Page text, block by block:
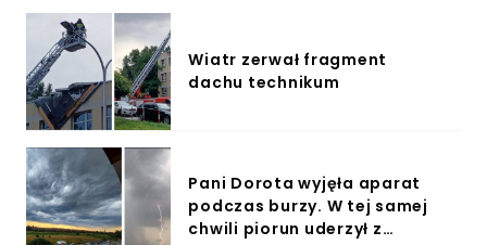
Wiatr zerwał fragment
dachu technikum
Pani Dorota wyjęła aparat
podczas burzy. W tej samej
chwili piorun uderzył z